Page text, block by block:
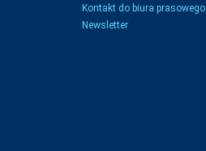
Kontakt do biura prasowego
Newsletter